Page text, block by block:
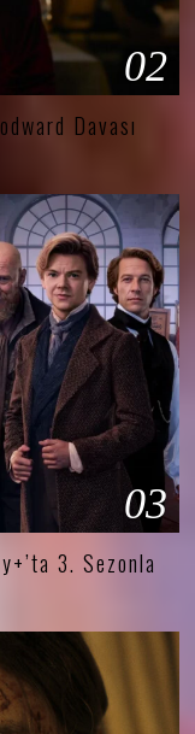
02
Davası
03
3. Sezonla